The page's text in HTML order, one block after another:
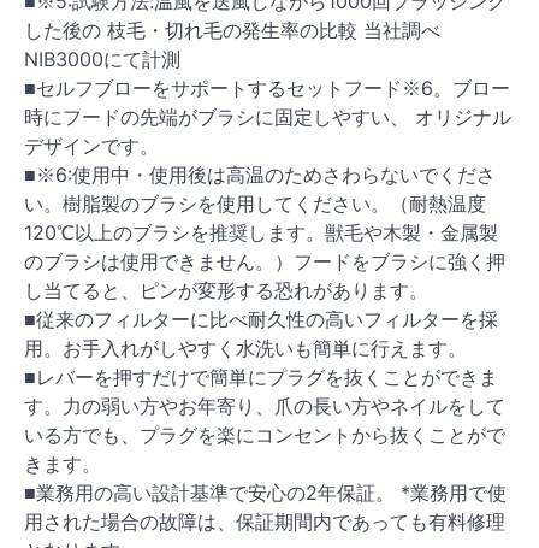
した後の 枝毛・切れ毛の発生率の比較 当社調べ
NIB3000にて計測
■セルフブローをサポートするセットフード※6。ブロー
時にフードの先端がブラシに固定しやすい、 オリジナル
デザインです。
■※6:使用中・使用後は高温のためさわらないでくださ
い。樹脂製のブラシを使用してください。（耐熱温度
120℃以上のブラシを推奨します。獣毛や木製・金属製
のブラシは使用できません。）フードをブラシに強く押
し当てると、ピンが変形する恐れがあります。
■従来のフィルターに比べ耐久性の高いフィルターを採
用。お手入れがしやすく水洗いも簡単に行えます。
■レバーを押すだけで簡単にプラグを抜くことができま
す。力の弱い方やお年寄り、爪の長い方やネイルをして
いる方でも、プラグを楽にコンセントから抜くことがで
きます。
■業務用の高い設計基準で安心の2年保証。 *業務用で使
用された場合の故障は、保証期間内であっても有料修理